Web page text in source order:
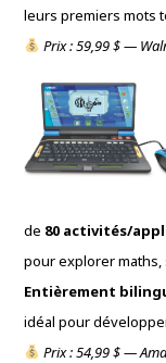
leurs premiers mots
Prix : 59,99 $ —
de 80 activités/
pour explorer maths,
Entièrement
idéal pour
Prix : 54,99 $ —